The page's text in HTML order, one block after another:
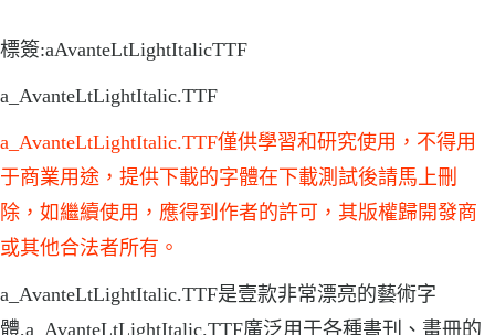
標簽:aAvanteLtLightItalicTTF
a_AvanteLtLightItalic.TTF
a_AvanteLtLightItalic.TTF僅供學習和研究使用，不得用
于商業用途，提供下載的字體在下載測試後請馬上刪
除，如繼續使用，應得到作者的許可，其版權歸開發商
或其他合法者所有。
a_AvanteLtLightItalic.TTF是壹款非常漂亮的藝術字
體,a_AvanteLtLightItalic.TTF廣泛用于各種書刊、畫冊的